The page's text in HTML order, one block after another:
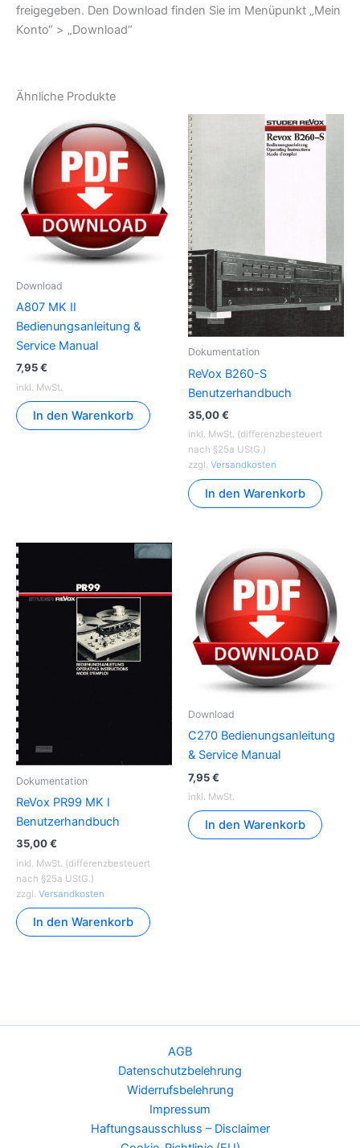
freigegeben. Den Download finden Sie im Menüpunkt „Mein
Konto“ > „Download“
Ähnliche Produkte
Download
A807 MK II
Bedienungsanleitung &
Service Manual
7,95€
inkl. MwSt.
In den Warenkorb
Dokumentation
ReVox B260-S
Benutzerhandbuch
35,00€
inkl. MwSt. (differenzbesteuert
nach §25a UStG.)
zzgl. Versandkosten
In den Warenkorb
Dokumentation
ReVox PR99 MK I
Benutzerhandbuch
35,00€
inkl. MwSt. (differenzbesteuert
nach §25a UStG.)
zzgl. Versandkosten
In den Warenkorb
Download
C270 Bedienungsanleitung
& Service Manual
7,95€
inkl. MwSt.
In den Warenkorb
AGB
Datenschutzbelehrung
Widerrufsbelehrung
Impressum
Haftungsausschluss – Disclaimer